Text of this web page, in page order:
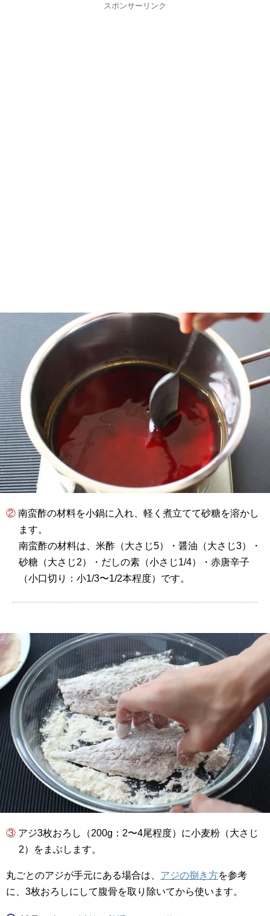
スポンサーリンク
② 南蛮酢の材料を小鍋に入れ、軽く煮立てて砂糖を溶かし
ます。
南蛮酢の材料は、米酢（大さじ5）・醤油（大さじ3）・
砂糖（大さじ2）・だしの素（小さじ1/4）・赤唐辛子
（小口切り：小1/3〜1/2本程度）です。
③ アジ3枚おろし（200g：2〜4尾程度）に小麦粉（大さじ
2）をまぶします。
丸ごとのアジが手元にある場合は、 アジの捌き方を参考
に、3枚おろしにして腹骨を取り除いてから使います。